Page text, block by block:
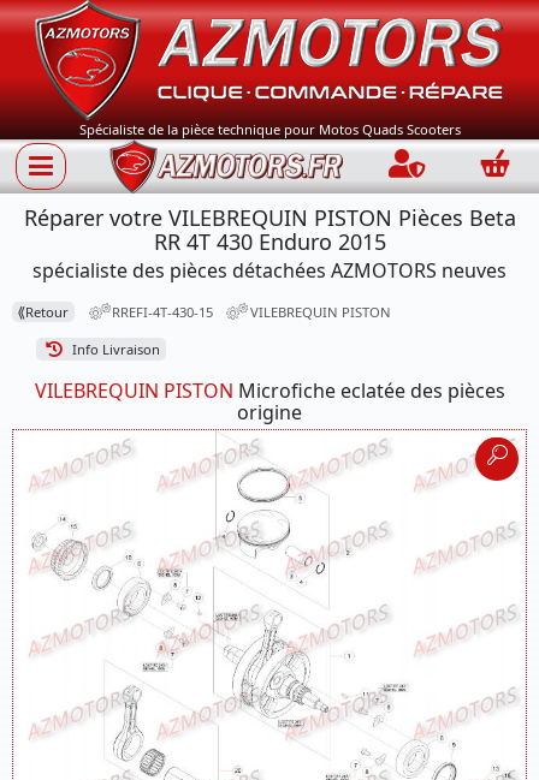
Spécialiste de la pièce technique pour Motos Quads Scooters
Connection
Réparer votre VILEBREQUIN PISTON Pièces Beta
RR 4T 430 Enduro 2015
spécialiste des pièces détachées AZMOTORS neuves
⟪Retour RREFI-4T-430-15 VILEBREQUIN PISTON
Info Livraison
VILEBREQUIN PISTON Microfiche eclatée des pièces
origine